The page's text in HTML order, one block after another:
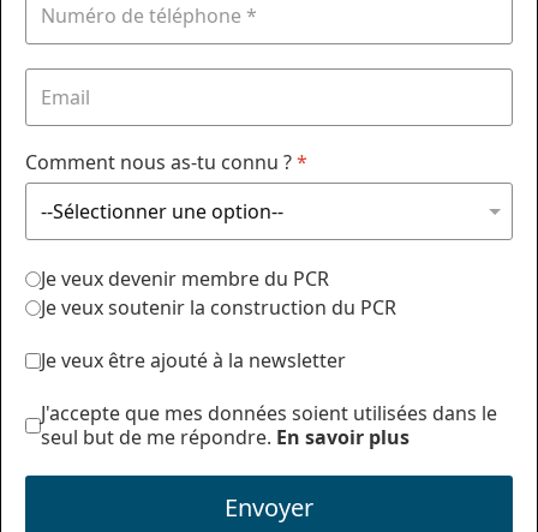
Comment nous as-tu connu ?*
Je veux devenir membre du PCR
Je veux soutenir la construction du PCR
Je veux être ajouté à la newsletter
J'accepte que mes données soient utilisées dans le
seul but de me répondre. En savoir plus
Envoyer